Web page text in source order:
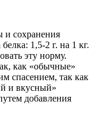
и сохранения
1,5-2 г. на 1 кг.
эту норму.
как «обычные»
спасением, так как
и вкусный»
добавления